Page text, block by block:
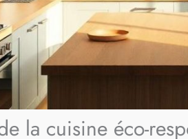
la cuisine éco-